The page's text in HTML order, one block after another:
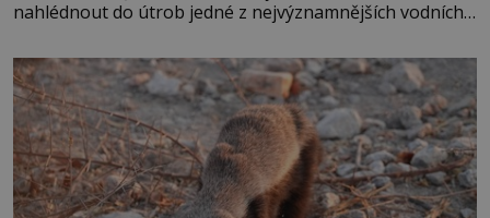
nahlédnout do útrob jedné z nejvýznamnějších vodních
se na koloběžce a den zakončit poznáváním památek ve
Velkých Losinách nebo v termálním